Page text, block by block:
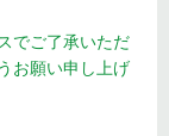
でご了承いただ
お願い申し上げ